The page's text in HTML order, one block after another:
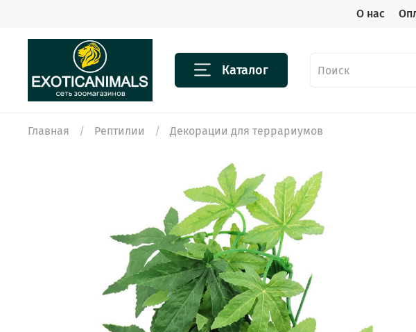
О нас
Каталог
Главная Рептилии Декорации для террариумов